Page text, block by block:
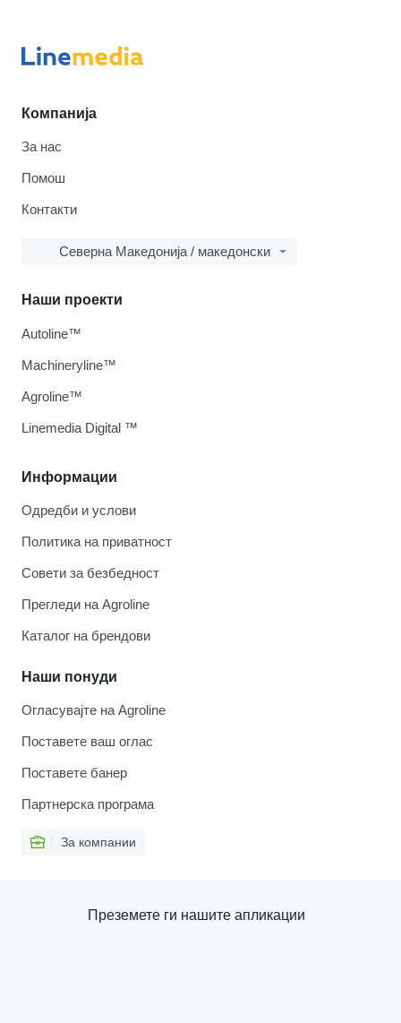
Компанија
За нас
Помош
Контакти
Северна Македонија / македонски
Информации
Одредби и услови
Политика на приватност
Совети за безбедност
Прегледи на Agroline
Каталог на брендови
Наши понуди
Огласувајте на Agroline
Поставете ваш оглас
Поставете банер
Партнерска програма
За компании
Наши проекти
Autoline™
Machineryline™
Agroline™
Linemedia Digital ™
Преземете ги нашите апликации